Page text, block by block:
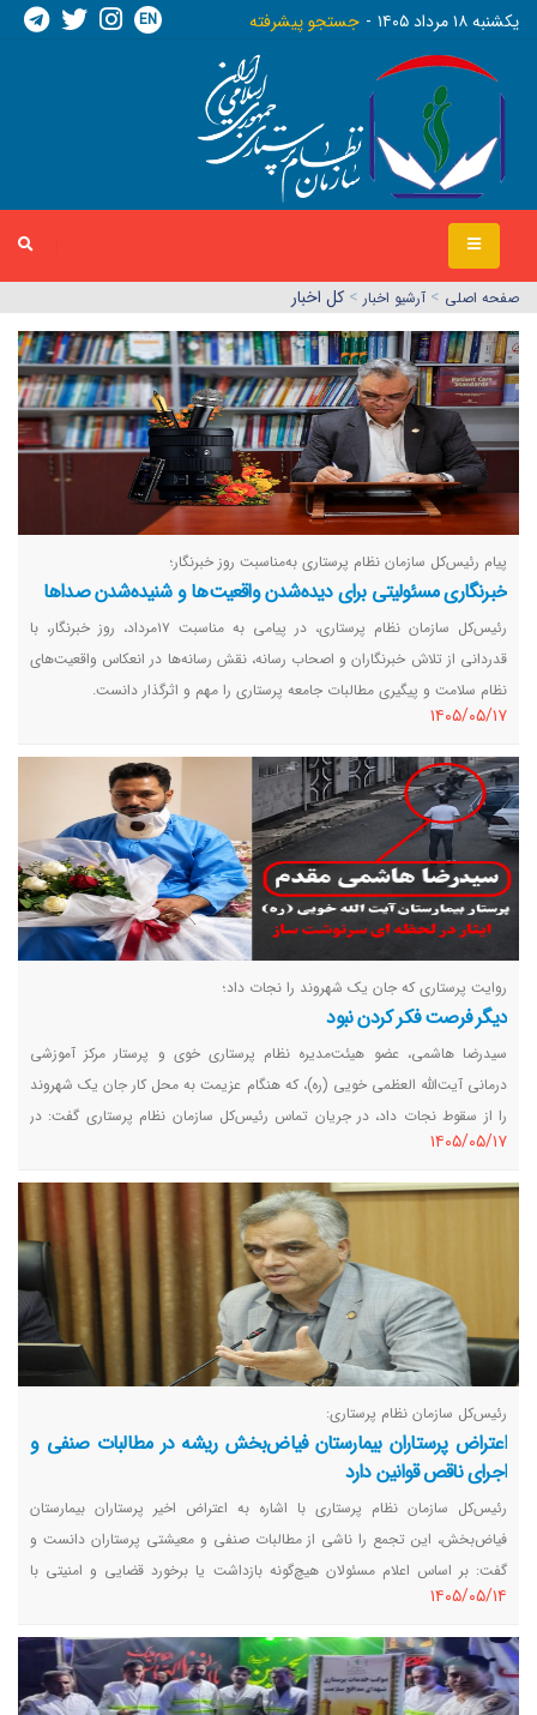
يکشنبه ١٨ مرداد ١٤٠٥ جستجو پیشرفته EN
صفحه اصلي > آرشیو اخبار > کل اخبار
پیام رئیس‌کل سازمان نظام پرستاری به‌مناسبت روز خبرنگار؛
خبرنگاری مسئولیتی برای دیده‌شدن واقعیت‌ها و شنیده‌شدن صداها
رئیس‌کل سازمان نظام پرستاری، در پیامی به مناسبت ۱۷مرداد، روز خبرنگار، با
قدردانی از تلاش خبرنگاران و اصحاب رسانه، نقش رسانه‌ها در انعکاس واقعیت‌های
نظام سلامت و پیگیری مطالبات جامعه پرستاری را مهم و اثرگذار دانست.
١٤٠٥/٠٥/١٧
روایت پرستاری که جان یک شهروند را نجات داد؛
دیگر فرصت فکر کردن نبود
سیدرضا هاشمی، عضو هیئت‌مدیره نظام پرستاری خوی و پرستار مرکز آموزشی
درمانی آیت‌الله العظمی خویی (ره)، که هنگام عزیمت به محل کار جان یک شهروند
را از سقوط نجات داد، در جریان تماس رئیس‌کل سازمان نظام پرستاری گفت: در
لحظه وقوع حادثه تنها فرصت اقدام وجود داشت و فرصت فکر کردن نبود.
١٤٠٥/٠٥/١٧
رئیس‌کل سازمان نظام پرستاری:
اعتراض پرستاران بیمارستان فیاض‌بخش ریشه در مطالبات صنفی و
اجرای ناقص قوانین دارد
رئیس‌کل سازمان نظام پرستاری با اشاره به اعتراض اخیر پرستاران بیمارستان
فیاض‌بخش، این تجمع را ناشی از مطالبات صنفی و معیشتی پرستاران دانست و
گفت: بر اساس اعلام مسئولان هیچ‌گونه بازداشت یا برخورد قضایی و امنیتی با
پرستاران صورت نگرفته است.
١٤٠٥/٠٥/١٤